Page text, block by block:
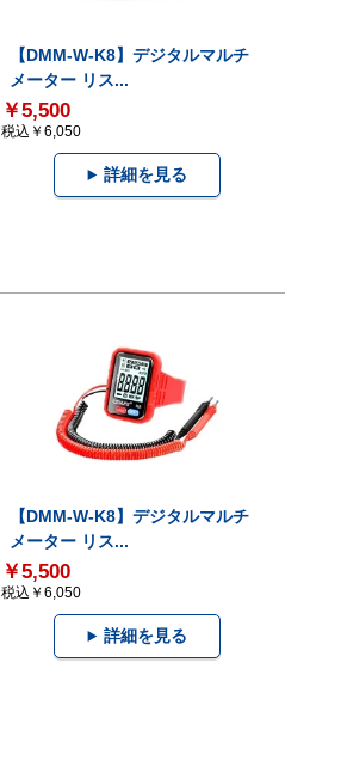
【DMM-W-K8】デジタルマルチ
メーター リス...
￥5,500
税込￥6,050
詳細を見る
【DMM-W-K8】デジタルマルチ
メーター リス...
￥5,500
税込￥6,050
詳細を見る